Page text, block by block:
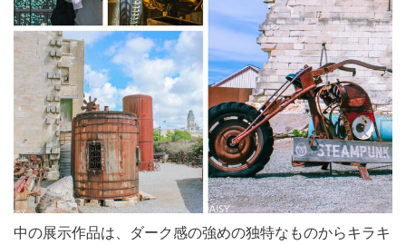
中の展示作品は、ダーク感の強めの独特なものからキラキ